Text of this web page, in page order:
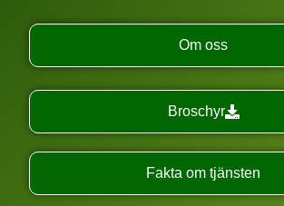
Om oss
Broschyr
Fakta om tjänsten